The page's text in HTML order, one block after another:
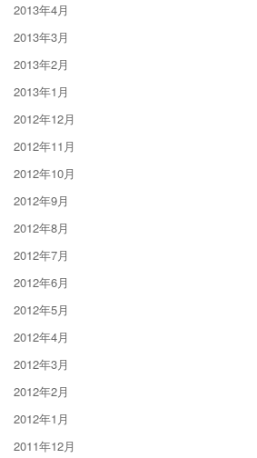
2013年4月
2013年3月
2013年2月
2013年1月
2012年12月
2012年11月
2012年10月
2012年9月
2012年8月
2012年7月
2012年6月
2012年5月
2012年4月
2012年3月
2012年2月
2012年1月
2011年12月